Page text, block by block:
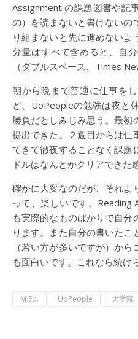
Assignment の課題図書や記
の）を読まないと書けないの
り組まないと先に進めないよ
分量はすべて含めると、自
（ダブルスペース、Times
朝から晩まで普通に仕事を
ど、UoPeopleの勉強は夜と
勝負だとしみじみ思う。最初
提出できた。２週目からは仕
てきて徹夜することなく課題
ドルはなんとかクリアできた
確かに大変なのだが、それよ
って、楽しいです。Reading
も実際的なものばかりで自
ります。また自分の書いた
（若い方が多いですが）か
も面白いです。これなら続け
M.Ed. UoPeople 大学院